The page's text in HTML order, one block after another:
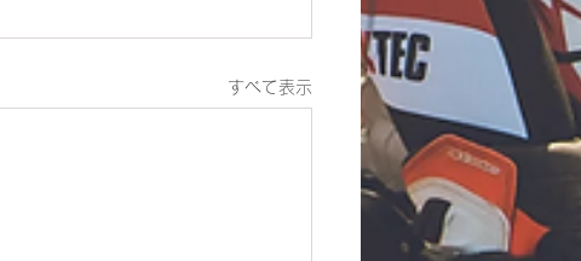
すべて表示